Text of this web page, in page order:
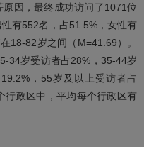
因，最终成功访问了1071位
有552名，占51.5%，女性有
18-82岁之间（M=41.69）。
34岁受访者占28%，35-44岁
，55岁及以上受访者占
行政区中，平均每个行政区有